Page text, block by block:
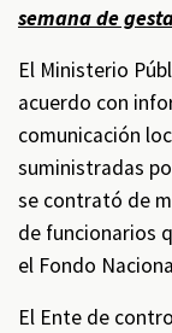
semana de
El Ministerio
acuerdo con
comunicación
suministradas
se contrató de
de funcionarios
el Fondo
El Ente de